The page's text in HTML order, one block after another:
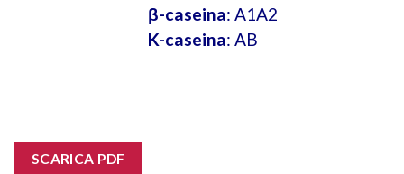
β-caseina: A1A2
K-caseina: AB
SCARICA PDF